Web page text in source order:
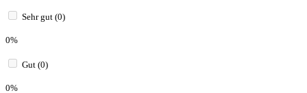
Sehr gut (0)
0%
Gut (0)
0%